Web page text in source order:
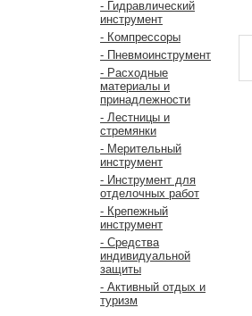
- Гидравлический
инструмент
- Компрессоры
- Пневмоинструмент
- Расходные
материалы и
принадлежности
- Лестницы и
стремянки
- Мерительный
инструмент
- Инструмент для
отделочных работ
- Крепежный
инструмент
- Средства
индивидуальной
защиты
- Активный отдых и
туризм